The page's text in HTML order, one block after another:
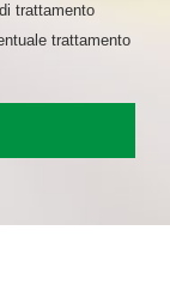
trattamento
trattamento